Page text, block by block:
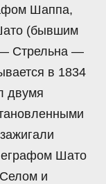
Шаппа,
(бывшим
— Стрельна —
в 1834
двумя
Шато
и